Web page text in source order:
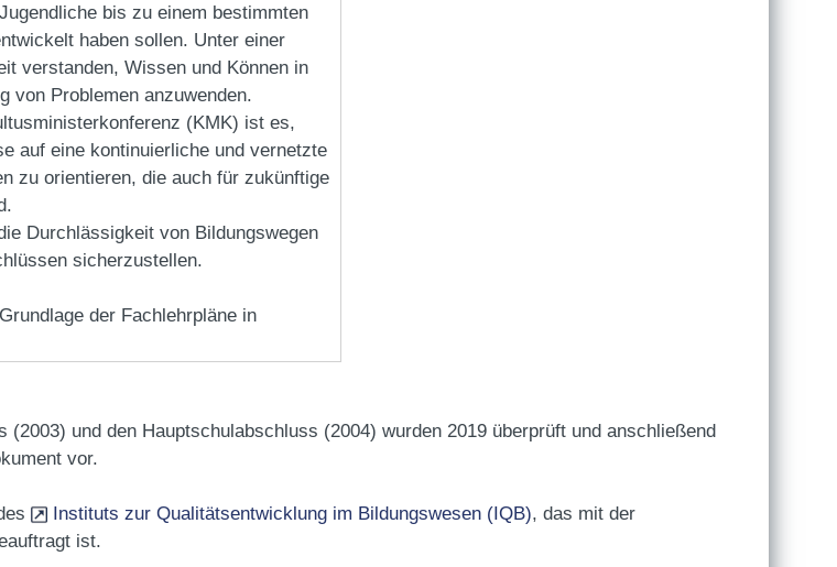
bis zu einem bestimmten
haben sollen. Unter einer
verstanden, Wissen und Können in
von Problemen anzuwenden.
(KMK) ist es,
auf eine kontinuierliche und vernetzte
zu orientieren, die auch für zukünftige
Durchlässigkeit von Bildungswegen
sicherzustellen.
der Fachlehrpläne in
und den Hauptschulabschluss (2004) wurden 2019 überprüft und anschließend
vor.
Instituts zur Qualitätsentwicklung im Bildungswesen (IQB), das mit der
ist.